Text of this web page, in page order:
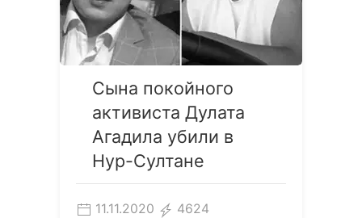
Сына покойного
активиста Дулата
Агадила убили в
Нур-Султане
11.11.2020 4624